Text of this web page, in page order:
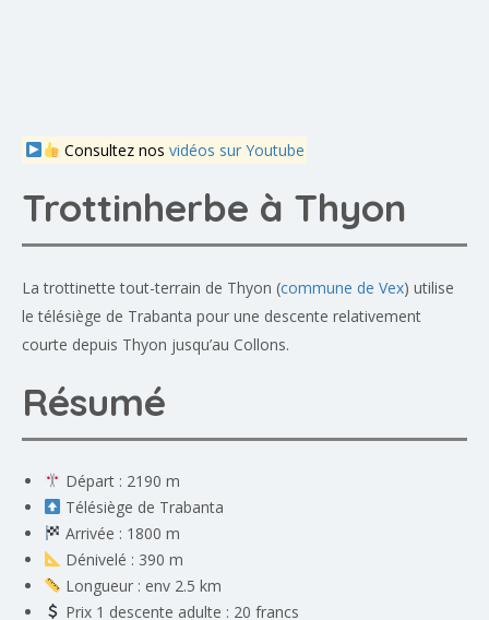
Consultez nos vidéos sur Youtube
Trottinherbe à Thyon
La trottinette tout-terrain de Thyon (commune de Vex) utilise
le télésiège de Trabanta pour une descente relativement
courte depuis Thyon jusqu’au Collons.
Résumé
Départ : 2190 m
Télésiège de Trabanta
Arrivée : 1800 m
Dénivelé : 390 m
Longueur : env 2.5 km
Prix 1 descente adulte : 20 francs